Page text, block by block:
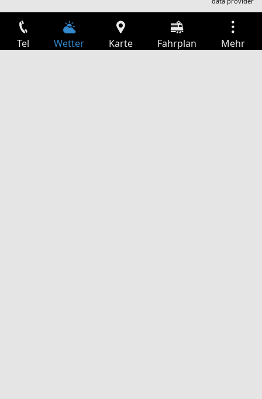
Tel Wetter Karte Fahrplan Mehr